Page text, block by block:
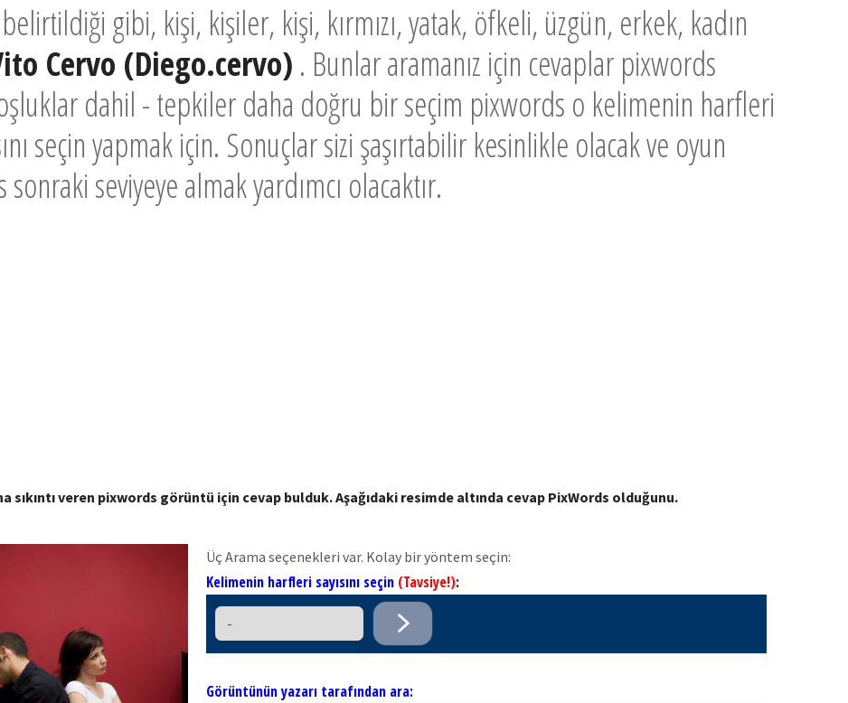
gibi, kişi, kişiler, kişi, kırmızı, yatak, öfkeli, üzgün, erkek, kadın
Cervo (Diego.cervo) . Bunlar aramanız için cevaplar pixwords
dahil - tepkiler daha doğru bir seçim pixwords o kelimenin harfleri
seçin yapmak için. Sonuçlar sizi şaşırtabilir kesinlikle olacak ve oyun
seviyeye almak yardımcı olacaktır.
sıkıntı veren pixwords görüntü için cevap bulduk. Aşağıdaki resimde altında cevap PixWords olduğunu.
Üç Arama seçenekleri var. Kolay bir yöntem seçin:
Kelimenin harfleri sayısını seçin (Tavsiye!):
Görüntünün yazarı tarafından ara: